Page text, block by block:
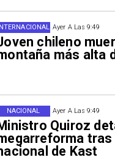
Ayer A Las 9:49
chileno
más alta
Ayer A Las 9:49
Quiroz
tras
de Kast
NACIONAL